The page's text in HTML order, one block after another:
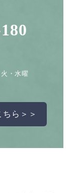
・水曜
ら＞＞